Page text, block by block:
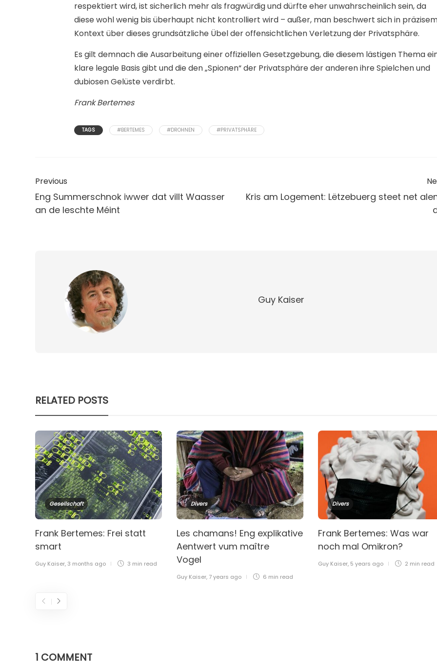
respektiert wird, ist sicherlich mehr als fragwürdig und dürfte eher unwahrscheinlich sein, da
diese wohl wenig bis überhaupt nicht kontrolliert wird – außer, man beschwert sich in
Kontext über dieses grundsätzliche Übel der offensichtlichen Verletzung der Privatsphäre.
Es gilt demnach die Ausarbeitung einer offiziellen Gesetzgebung, die diesem lästigen Thema
klare legale Basis gibt und die den „Spionen“ der Privatsphäre der anderen ihre Spielchen und
dubiosen Gelüste verdirbt.
Frank Bertemes
TAGS #BERTEMES #DROHNEN #PRIVATSPHÄRE
Previous
Eng Summerschnok iwwer dat villt Waasser
an de leschte Méint
Kris am Logement: Lëtzebuerg steet net
Guy Kaiser
RELATED POSTS
Gesellschaft
Frank Bertemes: Frei statt
smart
Guy Kaiser, 3 months ago 3 min read
Divers
Les chamans! Eng explikative
Aentwert vum maître
Vogel
Guy Kaiser, 7 years ago 6 min read
Divers
Frank Bertemes: Was war
noch mal Omikron?
Guy Kaiser, 5 years ago 2 min read
1 COMMENT